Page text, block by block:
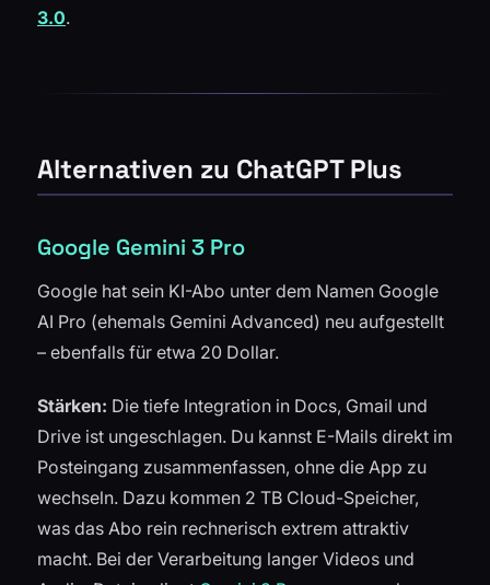
3.0.
Alternativen zu ChatGPT Plus
Google Gemini 3 Pro
Google hat sein KI-Abo unter dem Namen Google
AI Pro (ehemals Gemini Advanced) neu aufgestellt
– ebenfalls für etwa 20 Dollar.
Stärken: Die tiefe Integration in Docs, Gmail und
Drive ist ungeschlagen. Du kannst E-Mails direkt im
Posteingang zusammenfassen, ohne die App zu
wechseln. Dazu kommen 2 TB Cloud-Speicher,
was das Abo rein rechnerisch extrem attraktiv
macht. Bei der Verarbeitung langer Videos und